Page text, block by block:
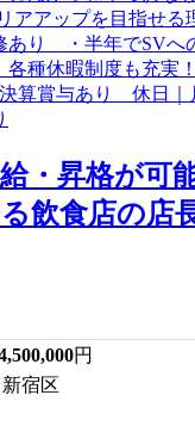
給・昇格が可
飲食店の店
円
宿区